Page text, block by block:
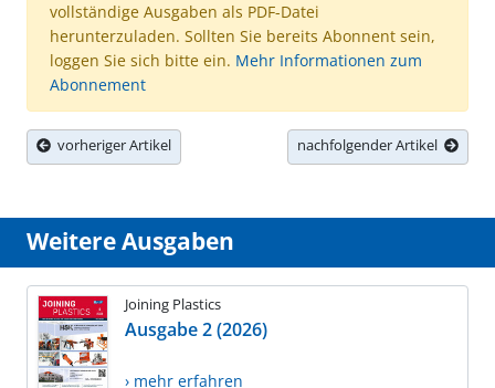
vollständige Ausgaben als PDF-Datei
herunterzuladen. Sollten Sie bereits Abonnent sein,
loggen Sie sich bitte ein. Mehr Informationen zum
Abonnement
vorheriger Artikel nachfolgender Artikel
Weitere Ausgaben
Joining Plastics
Ausgabe 2 (2026)
› mehr erfahren